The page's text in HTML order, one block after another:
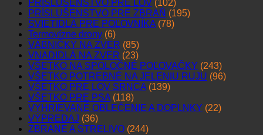
PRÍSLUŠENSTVO PRE LOV (102)
PRÍSLUŠENSTVO PRE ZBRAŇ (195)
SVIETIDLÁ PRE POĽOVNÍKA (78)
Termovízne drony (6)
VÁBNIČKY NA ZVER (85)
VNADIDLÁ NA ZVER (23)
VŠETKO NA SPOLOČNÉ POĽOVAČKY (243)
VŠETKO POTREBNÉ NA JELENIU RUJU (96)
VŠETKO PRE LOV SRNCA (139)
VŠETKO PRE PSA (118)
VYHRIEVANÉ OBLEČENIE A DOPLNKY (22)
VÝPREDAJ (36)
ZBRANE A STRELIVO (244)